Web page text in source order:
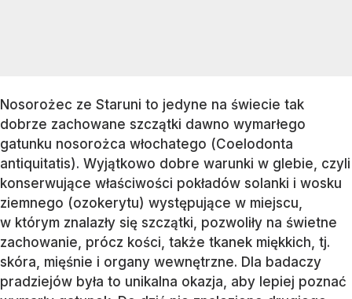
Nosorożec ze Staruni to jedyne na świecie tak
dobrze zachowane szczątki dawno wymarłego
gatunku nosorożca włochatego (Coelodonta
antiquitatis). Wyjątkowo dobre warunki w glebie, czyli
konserwujące właściwości pokładów solanki i wosku
ziemnego (ozokerytu) występujące w miejscu,
w którym znalazły się szczątki, pozwoliły na świetne
zachowanie, prócz kości, także tkanek miękkich, tj.
skóra, mięśnie i organy wewnętrzne. Dla badaczy
pradziejów była to unikalna okazja, aby lepiej poznać